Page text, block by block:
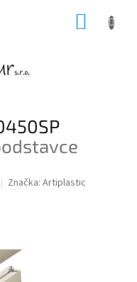
Značka: Artiplastic